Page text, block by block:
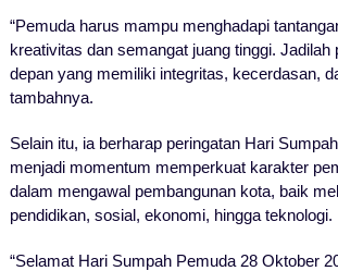
“Pemuda harus mampu menghadapi
kreativitas dan semangat juang tinggi. Jadilah
depan yang memiliki integritas, kecerdasan,
tambahnya.
Selain itu, ia berharap peringatan Hari
menjadi momentum memperkuat karakter
dalam mengawal pembangunan kota, baik
pendidikan, sosial, ekonomi, hingga teknologi.
“Selamat Hari Sumpah Pemuda 28 Oktober